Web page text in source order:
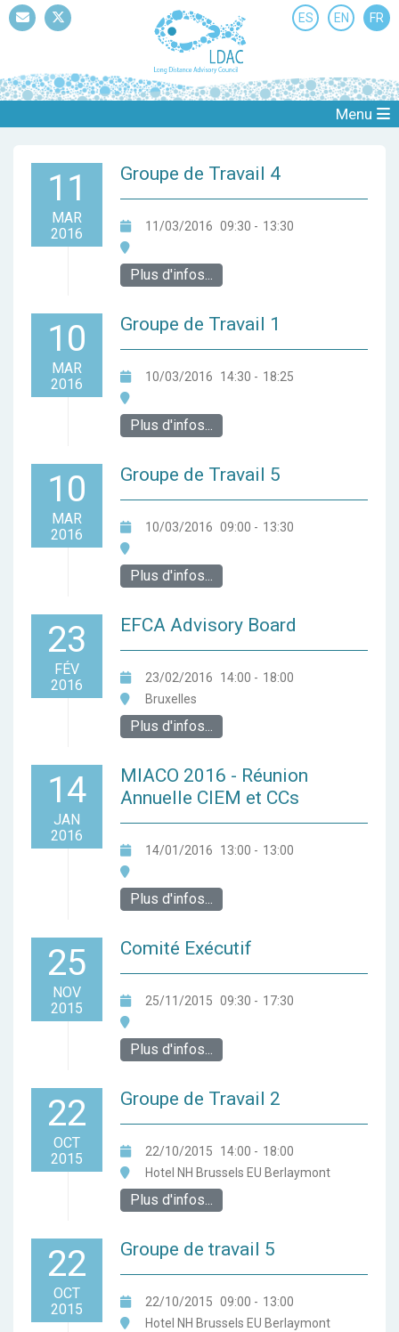
ES EN FR
Menu
11
MAR
2016
Groupe de Travail 4
11/03/2016 09:30 - 13:30
Plus d'infos...
10
MAR
2016
Groupe de Travail 1
10/03/2016 14:30 - 18:25
Plus d'infos...
10
MAR
2016
Groupe de Travail 5
10/03/2016 09:00 - 13:30
Plus d'infos...
23
FÉV
2016
EFCA Advisory Board
23/02/2016 14:00 - 18:00
Bruxelles
Plus d'infos...
14
JAN
2016
MIACO 2016 - Réunion
Annuelle CIEM et CCs
14/01/2016 13:00 - 13:00
Plus d'infos...
25
NOV
2015
Comité Exécutif
25/11/2015 09:30 - 17:30
Plus d'infos...
22
OCT
2015
Groupe de Travail 2
22/10/2015 14:00 - 18:00
Hotel NH Brussels EU Berlaymont
Plus d'infos...
22
OCT
2015
Groupe de travail 5
22/10/2015 09:00 - 13:00
Hotel NH Brussels EU Berlaymont